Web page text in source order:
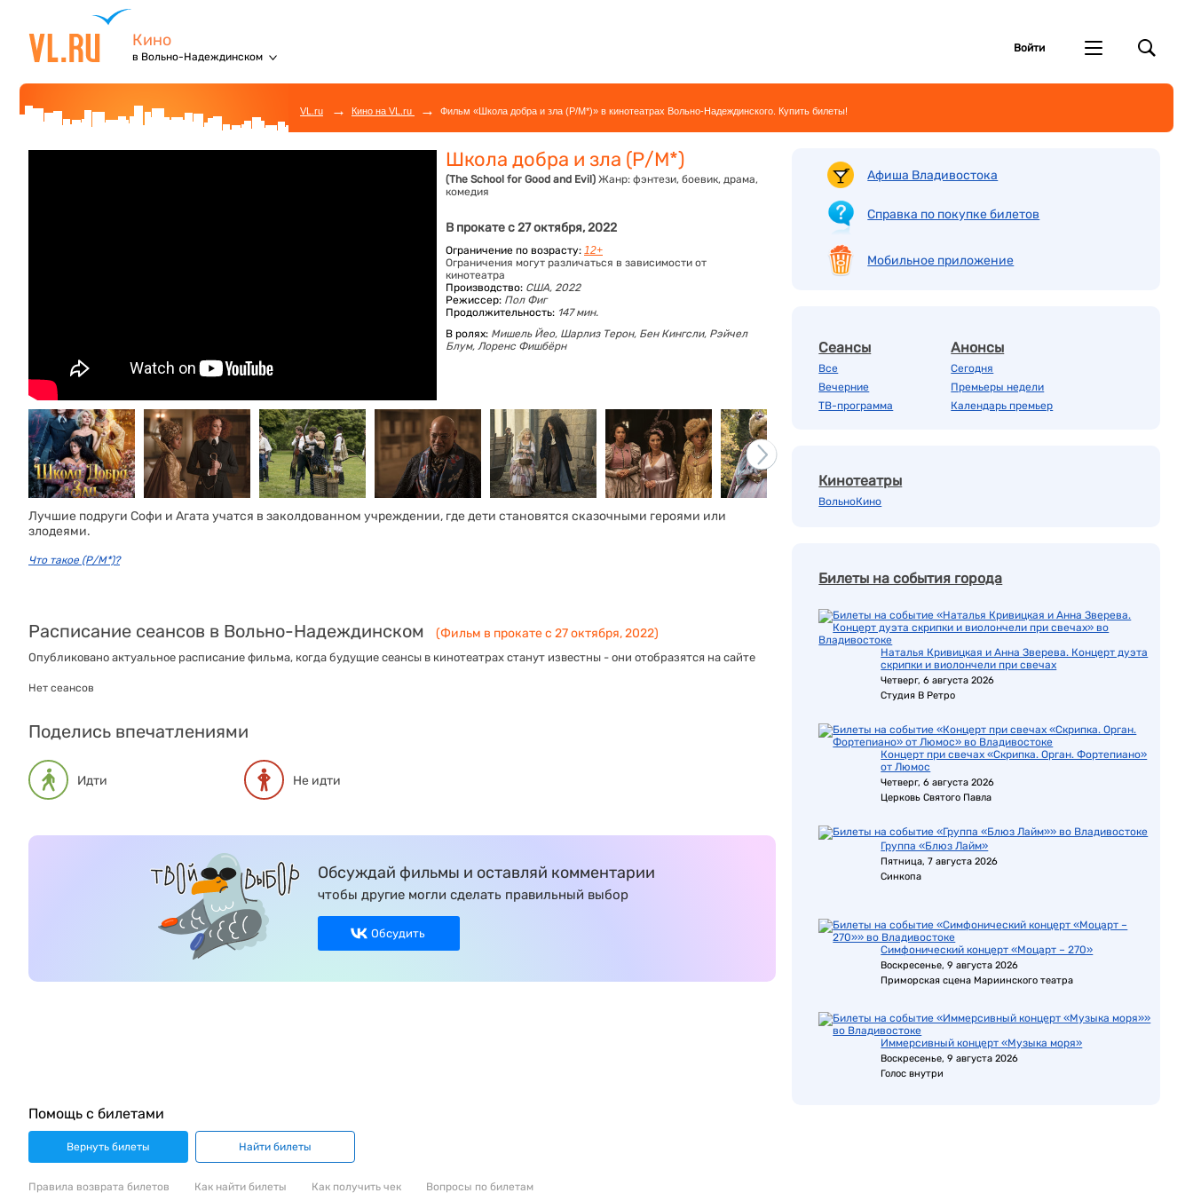
Кино
в Вольно-Надеждинском
Войти
VL.ru → Кино на VL.ru → Фильм «Школа добра и зла (Р/М*)» в кинотеатрах Вольно-Надеждинского. Купить билеты!
Школа добра и зла (Р/М*)
(The School for Good and Evil) Жанр: фэнтези, боевик, драма,
комедия
В прокате с 27 октября, 2022
Ограничение по возрасту: 12+
Ограничения могут различаться в зависимости от
кинотеатра
Производство: США, 2022
Режиссер: Пол Фиг
Продолжительность: 147 мин.
В ролях: Мишель Йео, Шарлиз Терон, Бен Кингсли, Рэйчел
Блум, Лоренс Фишбёрн
Лучшие подруги Софи и Агата учатся в заколдованном учреждении, где дети становятся сказочными героями или
злодеями.
Что такое (Р/М*)?
Расписание сеансов в Вольно-Надеждинском (Фильм в прокате с 27 октября, 2022)
Опубликовано актуальное расписание фильма, когда будущие сеансы в кинотеатрах станут известны - они отобразятся на сайте
Нет сеансов
Поделись впечатлениями
Идти Не идти
Обсуждай фильмы и оставляй комментарии
чтобы другие могли сделать правильный выбор
Обсудить
Афиша Владивостока
Справка по покупке билетов
Мобильное приложение
Сеансы
Все
Вечерние
ТВ-программа
Анонсы
Сегодня
Премьеры недели
Календарь премьер
Кинотеатры
ВольноКино
Билеты на события города
Наталья Кривицкая и Анна Зверева. Концерт дуэта
скрипки и виолончели при свечах
Четверг, 6 августа 2026
Студия В Ретро
Концерт при свечах «Скрипка. Орган. Фортепиано»
от Люмос
Четверг, 6 августа 2026
Церковь Святого Павла
Группа «Блюз Лайм»
Пятница, 7 августа 2026
Синкопа
Симфонический концерт «Моцарт – 270»
Воскресенье, 9 августа 2026
Приморская сцена Мариинского театра
Иммерсивный концерт «Музыка моря»
Воскресенье, 9 августа 2026
Голос внутри
Помощь с билетами
Вернуть билеты Найти билеты
Правила возврата билетов Как найти билеты Как получить чек Вопросы по билетам